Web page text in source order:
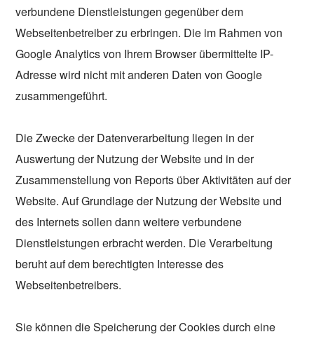
verbundene Dienstleistungen gegenüber dem
Webseitenbetreiber zu erbringen. Die im Rahmen von
Google Analytics von Ihrem Browser übermittelte IP-
Adresse wird nicht mit anderen Daten von Google
zusammengeführt.
Die Zwecke der Datenverarbeitung liegen in der
Auswertung der Nutzung der Website und in der
Zusammenstellung von Reports über Aktivitäten auf der
Website. Auf Grundlage der Nutzung der Website und
des Internets sollen dann weitere verbundene
Dienstleistungen erbracht werden. Die Verarbeitung
beruht auf dem berechtigten Interesse des
Webseitenbetreibers.
Sie können die Speicherung der Cookies durch eine